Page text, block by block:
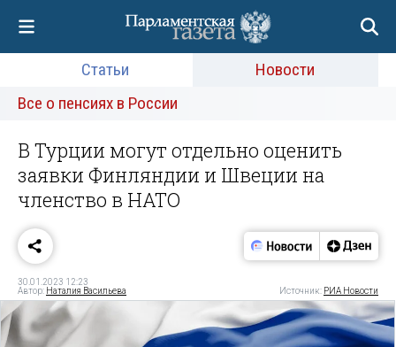
Статьи
Новости
Все о пенсиях в России
В Турции могут отдельно оценить
заявки Финляндии и Швеции на
членство в НАТО
30.01.2023 12:23
Автор: Наталия Васильева Источник: РИА Новости